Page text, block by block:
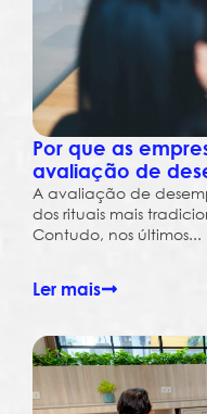
Por que as
avaliação de
A avaliação de
dos rituais mais
Contudo, nos últimos...
Ler mais